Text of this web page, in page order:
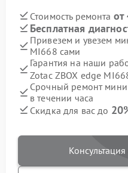
Стоимость ремонта от
Бесплатная
Привезем и увезем
MI668 сами
Гарантия на наши
Zotac ZBOX edge
Срочный ремонт
в течении часа
Скидка для вас до